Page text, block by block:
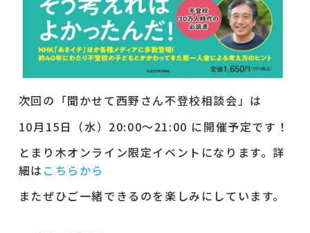
次回の「聞かせて西野さん不登校相談会」は
10月15日（水）20:00〜21:00 に開催予定です！
とまり木オンライン限定イベントになります。詳
細は こちらから
またぜひご一緒できるのを楽しみにしています。